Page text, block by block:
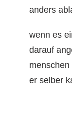
anders
wenn es
darauf
er selber